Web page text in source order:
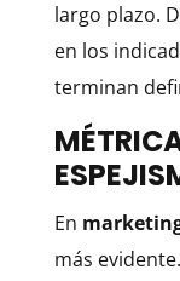
largo plazo.
en los
terminan
En
más